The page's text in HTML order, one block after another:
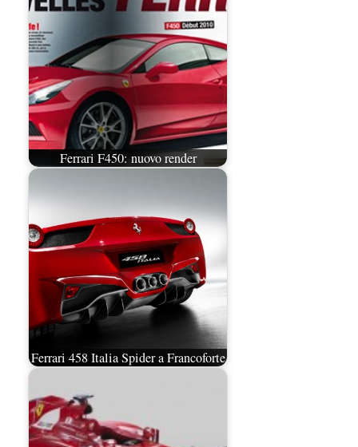
Ferrari F450: nuovo render
Ferrari 458 Italia Spider a Francoforte